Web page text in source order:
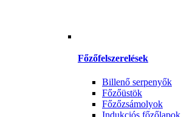
Főzőfelszerelések
Billenő serpenyők
Főzőüstök
Főzőzsámolyok
Indukciós főzőlapok